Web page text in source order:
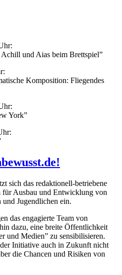
und Aias beim Brettspiel”
Komposition: Fliegendes
York”
sich das redaktionell-betriebene
Ausbau und Entwicklung von
Jugendlichen ein.
das engagierte Team von
dazu, eine breite Öffentlichkeit
und Medien” zu sensibilisieren.
Initiative auch in Zukunft nicht
die Chancen und Risiken von